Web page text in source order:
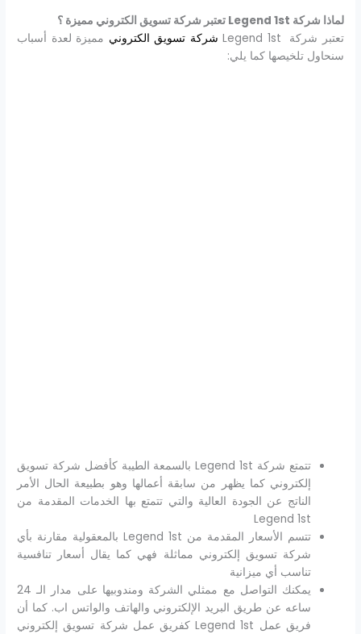
لماذا شركة Legend 1st تعتبر شركة تسويق الكتروني مميزة ؟
تعتبر شركة Legend 1st
شركة تسويق الكتروني مميزة لعدة أسباب
سنحاول تلخيصها كما يلي:
تتمتع شركة Legend 1st بالسمعة الطيبة كأفضل شركة تسويق
إلكتروني كما يظهر من سابقة أعمالها وهو بطبيعة الحال الأمر
الناتج عن الجودة العالية والتي تتمتع بها الخدمات المقدمة من
Legend 1st
تتسم الأسعار المقدمة من Legend 1st بالمعقولية مقارنة بأي
شركة تسويق إلكتروني مماثلة فهي كما يقال أسعار تنافسية
تناسب أي ميزانية
يمكنك التواصل مع ممثلي الشركة ومندوبيها على مدار الـ 24
ساعه عن طريق البريد الإلكتروني والهاتف والواتس اب. كما أن
فريق عمل Legend 1st كفريق عمل شركة تسويق إلكتروني